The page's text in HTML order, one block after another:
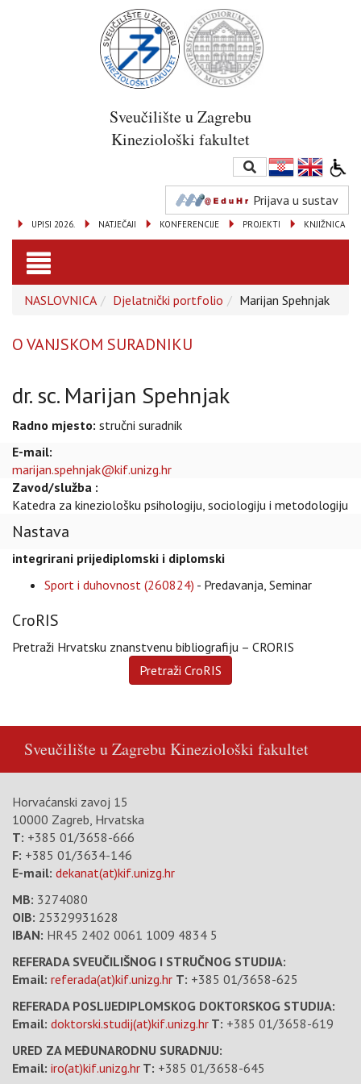
Sveučilište u Zagrebu
Kineziološki fakultet
Prijava u sustav
KNJIŽNICA
PROJEKTI
KONFERENCIJE
NATJEČAJI
UPISI 2026.
Toggle
navigation
NASLOVNICA Djelatnički portfolio Marijan Spehnjak
O VANJSKOM SURADNIKU
dr. sc. Marijan Spehnjak
Radno mjesto: stručni suradnik
E-mail:
marijan.spehnjak@kif.unizg.hr
Zavod/služba :
Katedra za kineziološku psihologiju, sociologiju i metodologiju
Nastava
integrirani prijediplomski i diplomski
Sport i duhovnost (260824) - Predavanja, Seminar
CroRIS
Pretraži Hrvatsku znanstvenu bibliografiju – CRORIS
Sveučilište u ZagrebuKineziološki fakultet
Horvaćanski zavoj 15
10000 Zagreb, Hrvatska
T: +385 01/3658-666
F: +385 01/3634-146
E-mail: dekanat(at)kif.unizg.hr
MB: 3274080
OIB: 25329931628
IBAN: HR45 2402 0061 1009 4834 5
REFERADA SVEUČILIŠNOG I STRUČNOG STUDIJA:
Email: referada(at)kif.unizg.hr T: +385 01/3658-625
REFERADA POSLIJEDIPLOMSKOG DOKTORSKOG STUDIJA:
Email: doktorski.studij(at)kif.unizg.hr T: +385 01/3658-619
URED ZA MEĐUNARODNU SURADNJU:
Email: iro(at)kif.unizg.hr T: +385 01/3658-645